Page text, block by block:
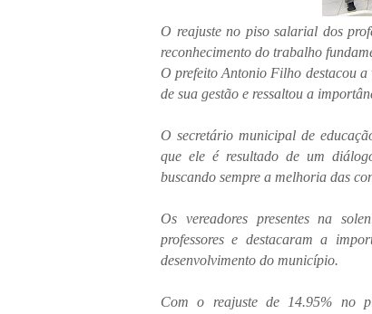
O reajuste no piso salarial dos
reconhecimento do trabalho
O prefeito Antonio Filho destacou
de sua gestão e ressaltou a
O secretário municipal de
que ele é resultado de um
buscando sempre a melhoria das
Os vereadores presentes na
professores e destacaram a
desenvolvimento do município.
Com o reajuste de 14.95% no